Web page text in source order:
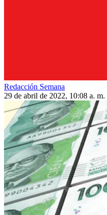
Redacción Semana
29 de abril de 2022, 10:08 a. m.